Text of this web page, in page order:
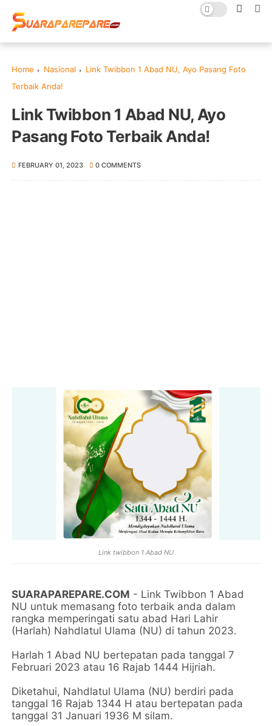
Home Nasional
Link Twibbon 1 Abad NU, Ayo Pasang Foto
Terbaik Anda!
Link Twibbon 1 Abad NU, Ayo
Pasang Foto Terbaik Anda!
FEBRUARY 01, 2023 0 COMMENTS
Link twibbon 1 Abad NU
SUARAPAREPARE.COM - Link Twibbon 1 Abad
NU untuk memasang foto terbaik anda dalam
rangka memperingati satu abad Hari Lahir
(Harlah) Nahdlatul Ulama (NU) di tahun 2023.
Harlah 1 Abad NU bertepatan pada tanggal 7
Februari 2023 atau 16 Rajab 1444 Hijriah.
Diketahui, Nahdlatul Ulama (NU) berdiri pada
tanggal 16 Rajab 1344 H atau bertepatan pada
tanggal 31 Januari 1936 M silam.